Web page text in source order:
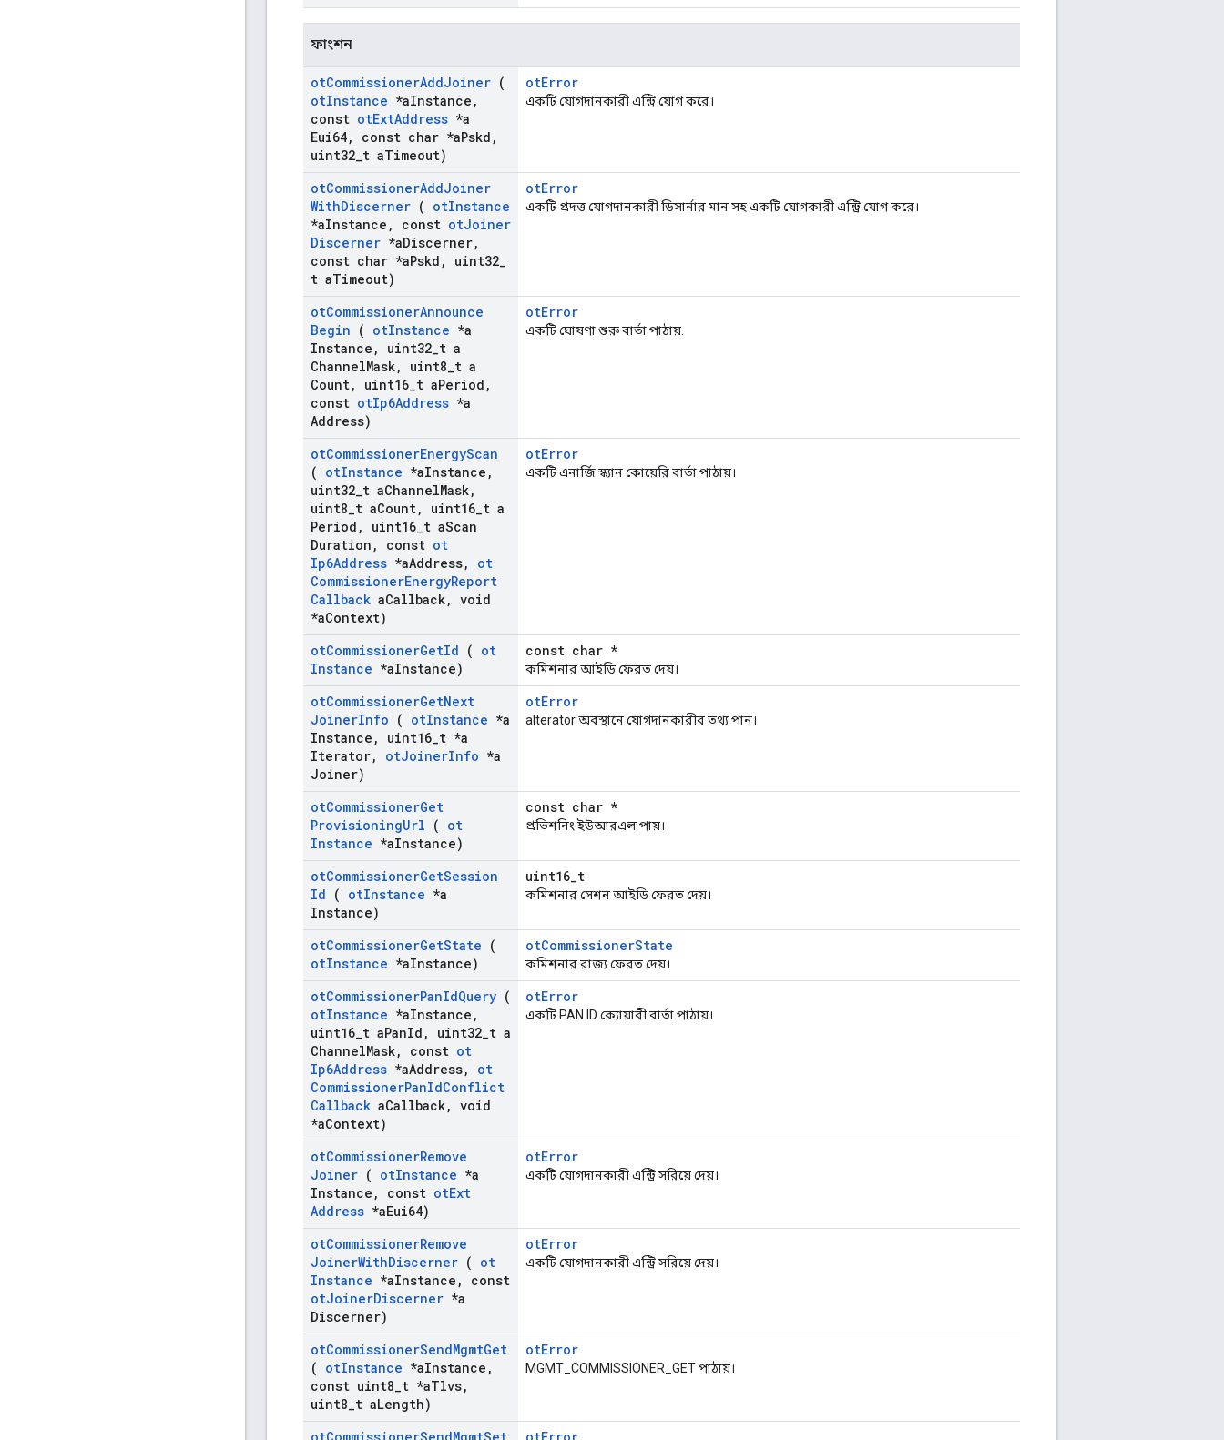
ফাংশন
otCommissionerAddJoiner (
otInstance *aInstance ,
const otExtAddress *a
Eui64, const char *aPskd ,
uint32 t aTimeout)
otError
একটি যোগদানকারী এন্ট্রি যোগ করে।
otCommissionerAddJoiner
WithDiscerner ( otInstance
*aInstance , const otJoiner
Discerner *aDiscerner,
const char *aPskd , uint32
t aTimeout)
otError
একটি প্রদত্ত যোগদানকারী ডিসার্নার মান সহ একটি যোগকারী এন্ট্রি যোগ করে।
otCommissionerAnnounce
Begin ( otInstance *a
Instance , uint32 t a
ChannelMask, uint8 t a
Count, uint16 t aPeriod ,
const otIp6Address *a
Address)
otError
একটি ঘোষণা শুরু বার্তা পাঠায়.
otCommissionerEnergyScan
( otInstance *aInstance ,
uint32 t aChannelMask,
uint8 t aCount, uint16 t a
Period , uint16 t aScan
Duration , const ot
Ip6Address *aAddress,
ot
CommissionerEnergyReport
Callback aCallback, void
*aContext)
otError
একটি এনার্জি স্ক্যান কোয়েরি বার্তা পাঠায়।
otCommissionerGetId ( ot
Instance *aInstance)
const char *
কমিশনার আইডি ফেরত দেয়।
otCommissionerGetNext
JoinerInfo ( otInstance *a
Instance , uint16 t *a
Iterator, otJoinerInfo *a
Joiner)
otError
aIterator অবস্থানে যোগদানকারীর তথ্য পান।
otCommissionerGet
ProvisioningUrl ( ot
Instance *aInstance)
const char *
প্রভিশনিং ইউআরএল পায়।
otCommissionerGetSession
Id ( otInstance *a
Instance)
uint16_t
কমিশনার সেশন আইডি ফেরত দেয়।
otCommissionerGetState (
otInstance *aInstance)
otCommissionerState
কমিশনার রাজ্য ফেরত দেয়।
otCommissionerPanIdQuery (
otInstance *aInstance ,
uint16 t aPanId , uint32 t a
ChannelMask, const ot
Ip6Address *aAddress,
ot
CommissionerPanIdConflict
Callback aCallback, void
*aContext)
otError
একটি PAN ID ক্যোয়ারী বার্তা পাঠায়।
otCommissionerRemove
Joiner ( otInstance *a
Instance , const otExt
Address *aEui64)
otError
একটি যোগদানকারী এন্ট্রি সরিয়ে দেয়।
otCommissionerRemove
JoinerWithDiscerner ( ot
Instance *aInstance ,
const
otJoinerDiscerner *a
Discerner)
otError
একটি যোগদানকারী এন্ট্রি সরিয়ে দেয়।
otCommissionerSendMgmtGet
( otInstance *aInstance ,
const uint8 t *aTlvs,
uint8 t aLength)
otError
MGMT_COMMISSIONER_GET পাঠায়।